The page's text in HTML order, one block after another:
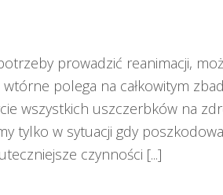
prowadzić reanimacji,
polega na całkowitym
wszystkich uszczerbków na
tylko w sytuacji gdy
czynności [...]